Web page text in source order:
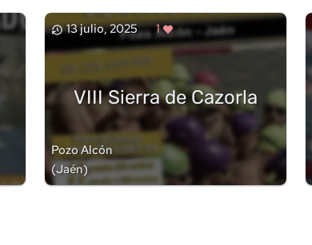
13 julio, 2025 1
VIII Sierra de Cazorla
Pozo Alcón
(Jaén)